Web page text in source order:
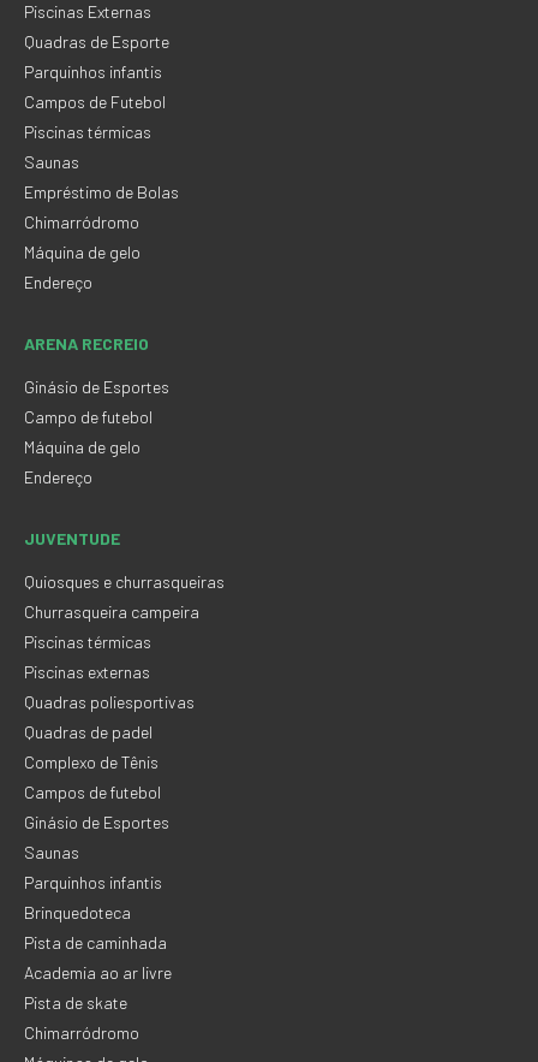
Piscinas Externas
Quadras de Esporte
Parquinhos infantis
Campos de Futebol
Piscinas térmicas
Saunas
Empréstimo de Bolas
Chimarródromo
Máquina de gelo
Endereço
ARENA RECREIO
Ginásio de Esportes
Campo de futebol
Máquina de gelo
Endereço
JUVENTUDE
Quiosques e churrasqueiras
Churrasqueira campeira
Piscinas térmicas
Piscinas externas
Quadras poliesportivas
Quadras de padel
Complexo de Tênis
Campos de futebol
Ginásio de Esportes
Saunas
Parquinhos infantis
Brinquedoteca
Pista de caminhada
Academia ao ar livre
Pista de skate
Chimarródromo